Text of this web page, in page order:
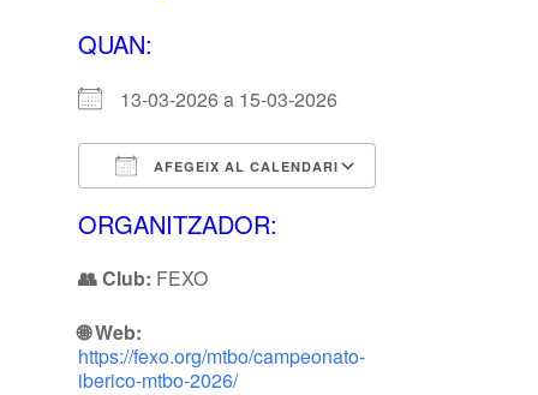
QUAN:
13-03-2026 a 15-03-2026
AFEGEIX AL CALENDARI
ORGANITZADOR:
👥 Club: FEXO
🌐 Web:
https://fexo.org/mtbo/campeonato-
iberico-mtbo-2026/